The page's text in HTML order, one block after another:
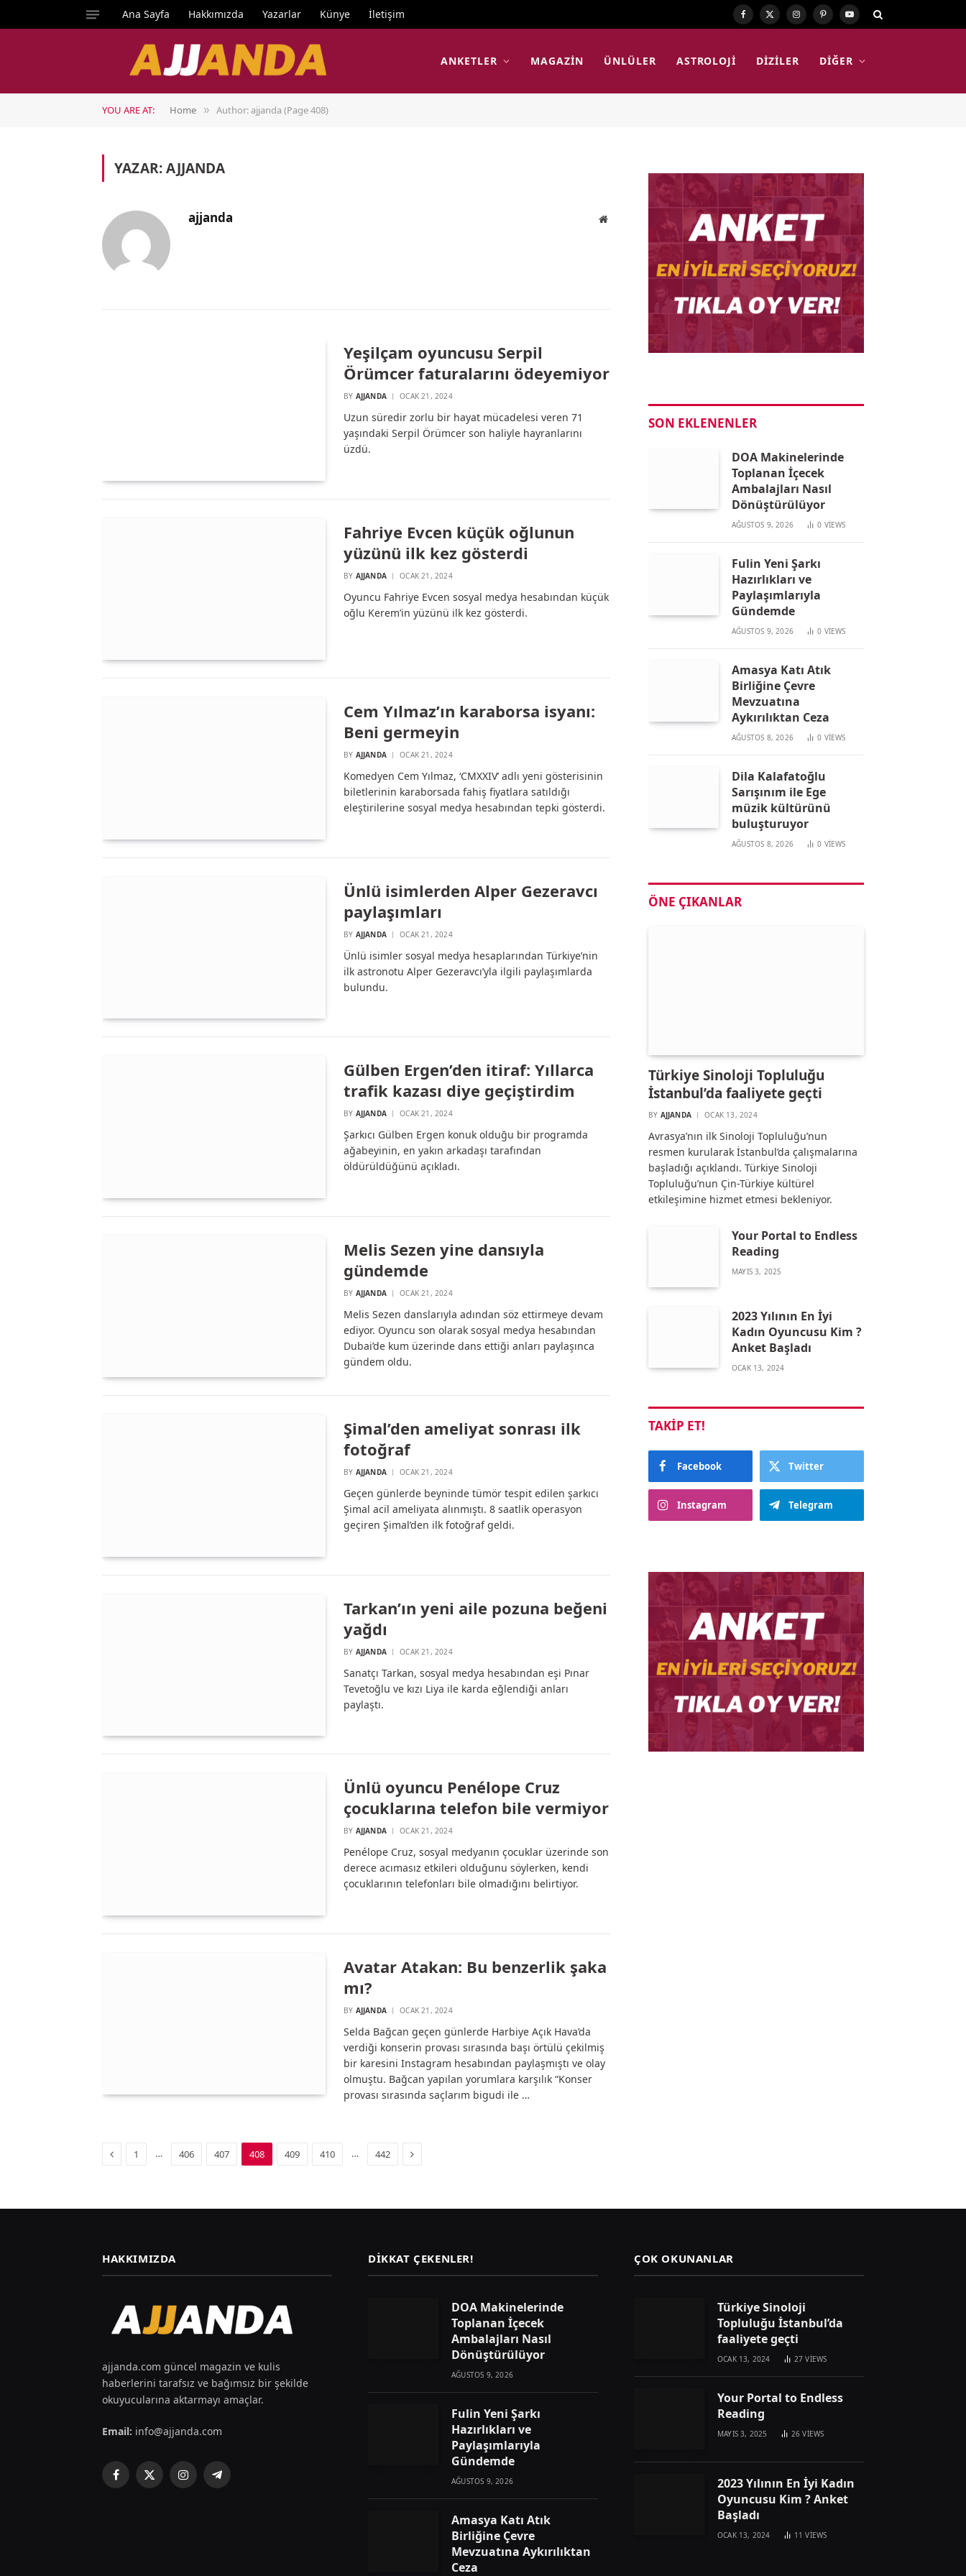
Ana Sayfa Hakkımızda Yazarlar Künye İletişim Facebook
X
Instagram
PinterestYouTube
ANKETLER MAGAZIN ÜNLÜLER ASTROLOJI DIZILER DIĞER
YOU ARE AT: Home » Author: ajjanda (Page 408)
YAZAR:AJJANDA
ajjanda Website
Yeşilçam oyuncusu Serpil
Örümcer faturalarını ödeyemiyor
BY AJJANDA OCAK 21, 2024
Uzun süredir zorlu bir hayat mücadelesi veren 71
yaşındaki Serpil Örümcer son haliyle hayranlarını
üzdü.
Fahriye Evcen küçük oğlunun
yüzünü ilk kez gösterdi
BY AJJANDA OCAK 21, 2024
Oyuncu Fahriye Evcen sosyal medya hesabından küçük
oğlu Kerem’in yüzünü ilk kez gösterdi.
Cem Yılmaz’ın karaborsa isyanı:
Beni germeyin
BY AJJANDA OCAK 21, 2024
Komedyen Cem Yılmaz, ‘CMXXIV’ adlı yeni gösterisinin
biletlerinin karaborsada fahiş fiyatlara satıldığı
eleştirilerine sosyal medya hesabından tepki gösterdi.
Ünlü isimlerden Alper Gezeravcı
paylaşımları
BY AJJANDA OCAK 21, 2024
Ünlü isimler sosyal medya hesaplarından Türkiye’nin
ilk astronotu Alper Gezeravcı’yla ilgili paylaşımlarda
bulundu.
Gülben Ergen’den itiraf: Yıllarca
trafik kazası diye geçiştirdim
BY AJJANDA OCAK 21, 2024
Şarkıcı Gülben Ergen konuk olduğu bir programda
ağabeyinin, en yakın arkadaşı tarafından
öldürüldüğünü açıkladı.
Melis Sezen yine dansıyla
gündemde
BY AJJANDA OCAK 21, 2024
Melis Sezen danslarıyla adından söz ettirmeye devam
ediyor. Oyuncu son olarak sosyal medya hesabından
Dubai’de kum üzerinde dans ettiği anları paylaşınca
gündem oldu.
Şimal’den ameliyat sonrası ilk
fotoğraf
BY AJJANDA OCAK 21, 2024
Geçen günlerde beyninde tümör tespit edilen şarkıcı
Şimal acil ameliyata alınmıştı. 8 saatlik operasyon
geçiren Şimal’den ilk fotoğraf geldi.
Tarkan’ın yeni aile pozuna beğeni
yağdı
BY AJJANDA OCAK 21, 2024
Sanatçı Tarkan, sosyal medya hesabından eşi Pınar
Tevetoğlu ve kızı Liya ile karda eğlendiği anları
paylaştı.
Ünlü oyuncu Penélope Cruz
çocuklarına telefon bile vermiyor
BY AJJANDA OCAK 21, 2024
Penélope Cruz, sosyal medyanın çocuklar üzerinde son
derece acımasız etkileri olduğunu söylerken, kendi
çocuklarının telefonları bile olmadığını belirtiyor.
Avatar Atakan: Bu benzerlik şaka
mı?
BY AJJANDA OCAK 21, 2024
Selda Bağcan geçen günlerde Harbiye Açık Hava’da
verdiği konserin provası sırasında başı örtülü çekilmiş
bir karesini Instagram hesabından paylaşmıştı ve olay
olmuştu. Bağcan yapılan yorumlara karşılık “Konser
provası sırasında saçlarım bigudi ile …
Previous
1 … 406 407 408 409 410 … 442 Next
SON EKLENENLER
DOA Makinelerinde
Toplanan İçecek
Ambalajları Nasıl
Dönüştürülüyor
AĞUSTOS 9, 2026 0 VIEWS
Fulin Yeni Şarkı
Hazırlıkları ve
Paylaşımlarıyla
Gündemde
AĞUSTOS 9, 2026 0 VIEWS
Amasya Katı Atık
Birliğine Çevre
Mevzuatına
Aykırılıktan Ceza
AĞUSTOS 8, 2026 0 VIEWS
Dila Kalafatoğlu
Sarışınım ile Ege
müzik kültürünü
buluşturuyor
AĞUSTOS 8, 2026 0 VIEWS
ÖNE ÇIKANLAR
Türkiye Sinoloji Topluluğu
İstanbul’da faaliyete geçti
BY AJJANDA OCAK 13, 2024
Avrasya’nın ilk Sinoloji Topluluğu’nun
resmen kurularak İstanbul’da çalışmalarına
başladığı açıklandı. Türkiye Sinoloji
Topluluğu’nun Çin-Türkiye kültürel
etkileşimine hizmet etmesi bekleniyor.
Your Portal to Endless
Reading
MAYIS 3, 2025
2023 Yılının En İyi
Kadın Oyuncusu Kim ?
Anket Başladı
OCAK 13, 2024
TAKIP ET!
Facebook Twitter
Instagram Telegram
HAKKIMIZDA
ajjanda.com güncel magazin ve kulis
haberlerini tarafsız ve bağımsız bir şekilde
okuyucularına aktarmayı amaçlar.
Email: info@ajjanda.com
Facebook
X
InstagramTelegram
DIKKAT ÇEKENLER!
DOA Makinelerinde
Toplanan İçecek
Ambalajları Nasıl
Dönüştürülüyor
AĞUSTOS 9, 2026
Fulin Yeni Şarkı
Hazırlıkları ve
Paylaşımlarıyla
Gündemde
AĞUSTOS 9, 2026
Amasya Katı Atık
Birliğine Çevre
Mevzuatına Aykırılıktan
Ceza
ÇOK OKUNANLAR
Türkiye Sinoloji
Topluluğu İstanbul’da
faaliyete geçti
OCAK 13, 2024 27VIEWS
Your Portal to Endless
Reading
MAYIS 3, 2025 26VIEWS
2023 Yılının En İyi Kadın
Oyuncusu Kim ? Anket
Başladı
OCAK 13, 2024 11VIEWS